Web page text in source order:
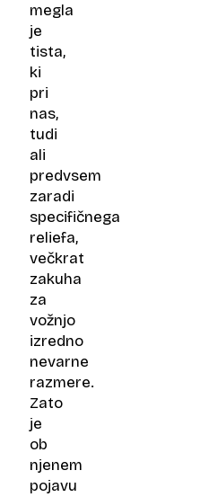
megla
je
tista,
ki
pri
nas,
tudi
ali
predvsem
zaradi
specifičnega
reliefa,
večkrat
zakuha
za
vožnjo
izredno
nevarne
razmere.
Zato
je
ob
njenem
pojavu